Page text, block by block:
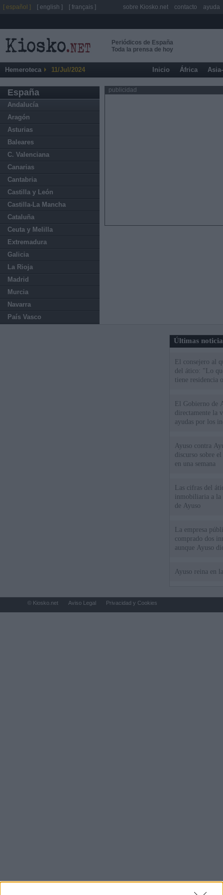
Periódicos de España
Toda la prensa de hoy
Hemeroteca 11/Jul/2024 Inicio África
España
Andalucía
Aragón
Asturias
Baleares
C. Valenciana
Canarias
Cantabria
Castilla y León
Castilla-La Mancha
Cataluña
Ceuta y Melilla
Extremadura
Galicia
La Rioja
Madrid
Murcia
Navarra
País Vasco
publicidad
Últimas
El consejero al
del ático: "Lo
tiene residencia
El Gobierno de
directamente la
ayudas por los
Ayuso contra
discurso sobre
en una semana
Las cifras del
inmobiliaria a la
de Ayuso
La empresa
comprado dos
aunque Ayuso
Ayuso reina en
[ español ] [ english ] [ français ] sobre Kiosko.net contacto ayuda
© Kiosko.net Aviso Legal Privacidad y Cookies